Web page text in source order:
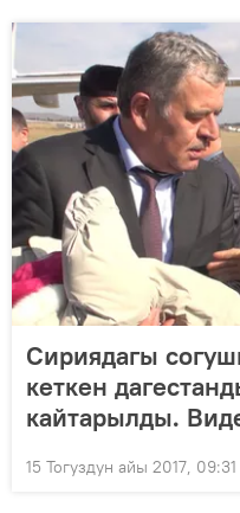
Сириядагы
кеткен
кайтарылды.
15 Тогуздун айы 2017, 09:31